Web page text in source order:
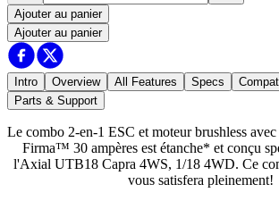
Ajouter au panier
Ajouter au panier
Intro Overview All Features Specs
Parts & Support
Le combo 2-en-1 ESC et moteur brushless
Firma™ 30 ampères est étanche* et conçu
l'Axial UTB18 Capra 4WS, 1/18 4WD. Ce
vous satisfera pleinement!